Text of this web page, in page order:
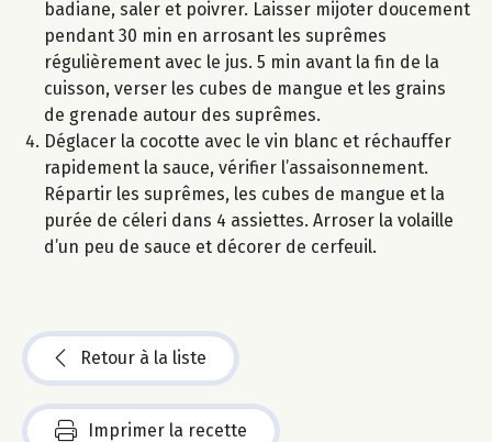
badiane, saler et poivrer. Laisser mijoter doucement
pendant 30 min en arrosant les suprêmes
régulièrement avec le jus. 5 min avant la fin de la
cuisson, verser les cubes de mangue et les grains
de grenade autour des suprêmes.
Déglacer la cocotte avec le vin blanc et réchauffer
rapidement la sauce, vérifier l’assaisonnement.
Répartir les suprêmes, les cubes de mangue et la
purée de céleri dans 4 assiettes. Arroser la volaille
d’un peu de sauce et décorer de cerfeuil.
Retour à la liste
Imprimer la recette